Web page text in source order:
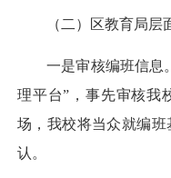
（二）区教育局层
一是审核编班信息。
理平台”，事先审核我
场，我校将当众就编
认。